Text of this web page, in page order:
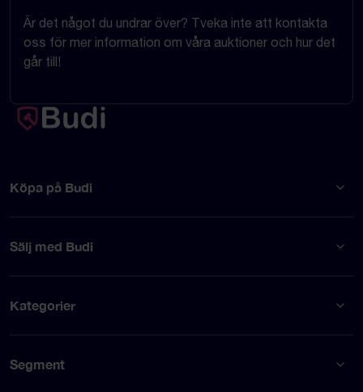
Är det något du undrar över? Tveka inte att kontakta
oss för mer information om våra auktioner och hur det
går till!
Köpa på Budi
Sälj med Budi
Kategorier
Segment